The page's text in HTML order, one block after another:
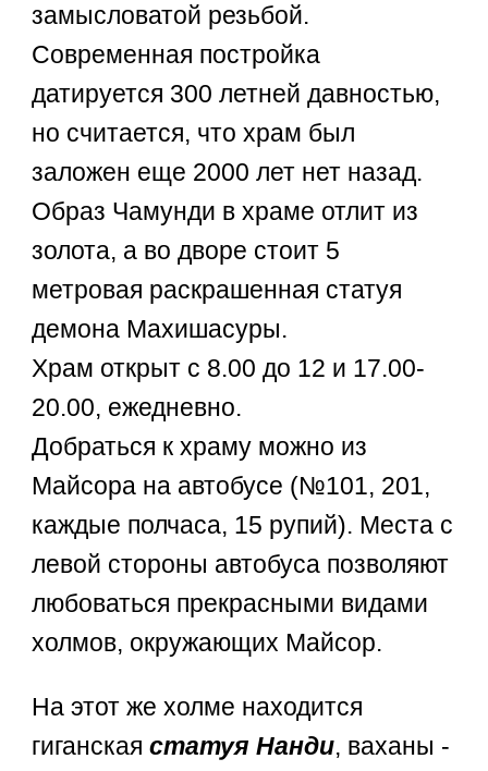
замысловатой резьбой.
Современная постройка
датируется 300 летней давностью,
но считается, что храм был
заложен еще 2000 лет нет назад.
Образ Чамунди в храме отлит из
золота, а во дворе стоит 5
метровая раскрашенная статуя
демона Махишасуры.
Храм открыт с 8.00 до 12 и 17.00-
20.00, ежедневно.
Добраться к храму можно из
Майсора на автобусе (№101, 201,
каждые полчаса, 15 рупий). Места с
левой стороны автобуса позволяют
любоваться прекрасными видами
холмов, окружающих Майсор.
На этот же холме находится
гиганскаястатуя Нанди, ваханы -